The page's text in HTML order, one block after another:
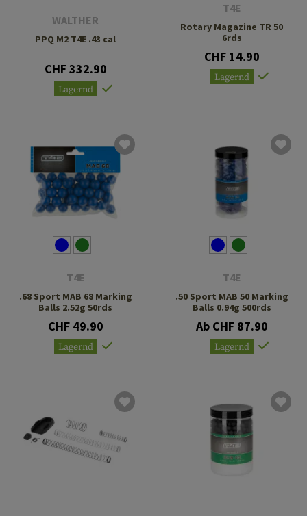
WALTHER
PPQ M2 T4E .43 cal
CHF 332.90
Lagernd
T4E
Rotary Magazine TR 50
6rds
CHF 14.90
Lagernd
T4E
.68 Sport MAB 68 Marking
Balls 2.52g 50rds
CHF 49.90
Lagernd
T4E
.50 Sport MAB 50 Marking
Balls 0.94g 500rds
Ab CHF 87.90
Lagernd